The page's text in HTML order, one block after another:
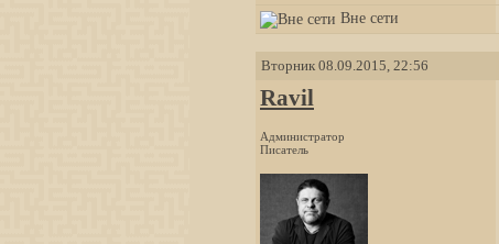
Вне сети
Вторник 08.09.2015, 22:56
Ravil
Администратор
Писатель